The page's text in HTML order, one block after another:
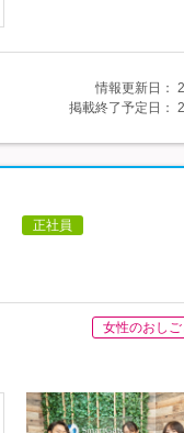
情報更新日：
掲載終了予定日：
正社員
女性のおし